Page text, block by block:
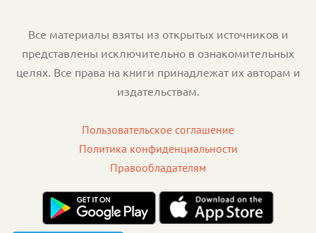
Все материалы взяты из открытых источников и
представлены исключительно в ознакомительных
целях. Все права на книги принадлежат их авторам и
издательствам.
Пользовательское соглашение
Политика конфиденциальности
Правообладателям